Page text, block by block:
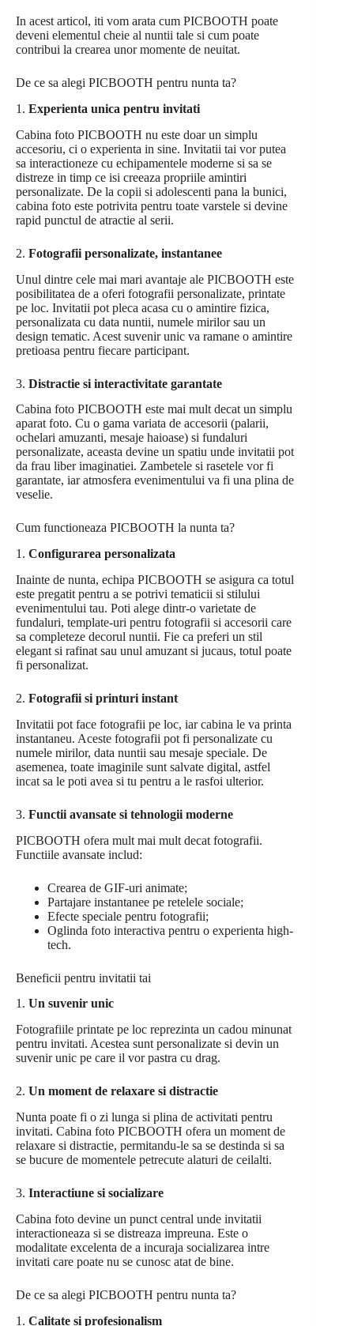
In acest articol, iti vom arata cum PICBOOTH poate
deveni elementul cheie al nuntii tale si cum poate
contribui la crearea unor momente de neuitat.
De ce sa alegi PICBOOTH pentru nunta ta?
1. Experienta unica pentru invitati
Cabina foto PICBOOTH nu este doar un simplu
accesoriu, ci o experienta in sine. Invitatii tai vor putea
sa interactioneze cu echipamentele moderne si sa se
distreze in timp ce isi creeaza propriile amintiri
personalizate. De la copii si adolescenti pana la bunici,
cabina foto este potrivita pentru toate varstele si devine
rapid punctul de atractie al serii.
2. Fotografii personalizate, instantanee
Unul dintre cele mai mari avantaje ale PICBOOTH este
posibilitatea de a oferi fotografii personalizate, printate
pe loc. Invitatii pot pleca acasa cu o amintire fizica,
personalizata cu data nuntii, numele mirilor sau un
design tematic. Acest suvenir unic va ramane o amintire
pretioasa pentru fiecare participant.
3. Distractie si interactivitate garantate
Cabina foto PICBOOTH este mai mult decat un simplu
aparat foto. Cu o gama variata de accesorii (palarii,
ochelari amuzanti, mesaje haioase) si fundaluri
personalizate, aceasta devine un spatiu unde invitatii pot
da frau liber imaginatiei. Zambetele si rasetele vor fi
garantate, iar atmosfera evenimentului va fi una plina de
veselie.
Cum functioneaza PICBOOTH la nunta ta?
1. Configurarea personalizata
Inainte de nunta, echipa PICBOOTH se asigura ca totul
este pregatit pentru a se potrivi tematicii si stilului
evenimentului tau. Poti alege dintr-o varietate de
fundaluri, template-uri pentru fotografii si accesorii care
sa completeze decorul nuntii. Fie ca preferi un stil
elegant si rafinat sau unul amuzant si jucaus, totul poate
fi personalizat.
2. Fotografii si printuri instant
Invitatii pot face fotografii pe loc, iar cabina le va printa
instantaneu. Aceste fotografii pot fi personalizate cu
numele mirilor, data nuntii sau mesaje speciale. De
asemenea, toate imaginile sunt salvate digital, astfel
incat sa le poti avea si tu pentru a le rasfoi ulterior.
3. Functii avansate si tehnologii moderne
PICBOOTH ofera mult mai mult decat fotografii.
Functiile avansate includ:
Crearea de GIF-uri animate;
Partajare instantanee pe retelele sociale;
Efecte speciale pentru fotografii;
Oglinda foto interactiva pentru o experienta high-
tech.
Beneficii pentru invitatii tai
1. Un suvenir unic
Fotografiile printate pe loc reprezinta un cadou minunat
pentru invitati. Acestea sunt personalizate si devin un
suvenir unic pe care il vor pastra cu drag.
2. Un moment de relaxare si distractie
Nunta poate fi o zi lunga si plina de activitati pentru
invitati. Cabina foto PICBOOTH ofera un moment de
relaxare si distractie, permitandu-le sa se destinda si sa
se bucure de momentele petrecute alaturi de ceilalti.
3. Interactiune si socializare
Cabina foto devine un punct central unde invitatii
interactioneaza si se distreaza impreuna. Este o
modalitate excelenta de a incuraja socializarea intre
invitati care poate nu se cunosc atat de bine.
De ce sa alegi PICBOOTH pentru nunta ta?
1. Calitate si profesionalism